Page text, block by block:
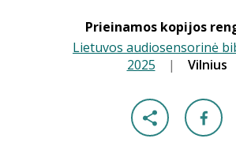
Prieinamos kopijos
Lietuvos audiosensorinė
2025 | Vilnius